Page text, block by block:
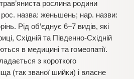
рослина родини
назва: женьшень; нар. назви:
Рід об’єднує 6–7 видів, які
Східній та Південно-Східній
в медицині та гомеопатії.
з короткого
(так званої шийки) і власне